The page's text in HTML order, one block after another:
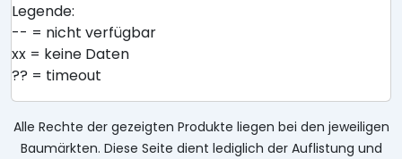
Legende:
-- = nicht verfügbar
xx = keine Daten
?? = timeout
Alle Rechte der gezeigten Produkte liegen bei den jeweiligen
Baumärkten. Diese Seite dient lediglich der Auflistung und